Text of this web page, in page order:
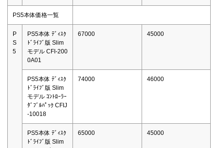
PS5本体価格一覧
P
S
5
PS5本体 ﾃﾞｨｽｸ
ﾄﾞﾗｲﾌﾞ版 Slim
モデル CFI-200
0A01
67000 45000
PS5本体 ﾃﾞｨｽｸ
ﾄﾞﾗｲﾌﾞ版 Slim
モデル ｺﾝﾄﾛｰﾗｰ
ﾀﾞﾌﾞﾙﾊﾟｯｸ CFIJ
-10018
74000 46000
PS5本体 ﾃﾞｨｽｸ
ﾄﾞﾗｲﾌﾞ版 Slim
65000 45000